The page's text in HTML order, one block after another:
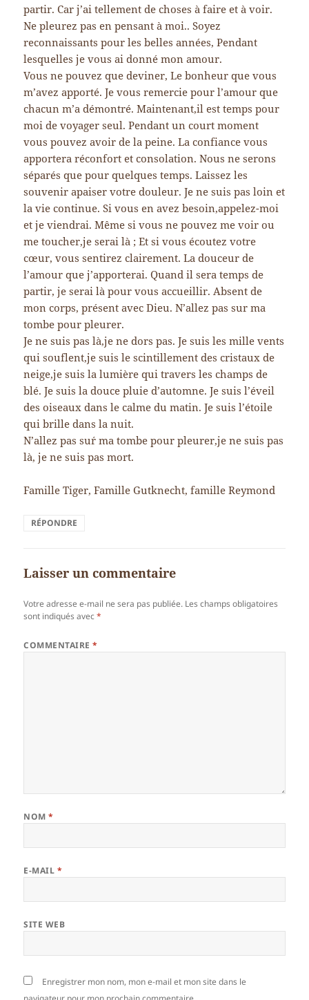
partir. Car j’ai tellement de choses à faire et à voir.
Ne pleurez pas en pensant à moi.. Soyez
reconnaissants pour les belles années, Pendant
lesquelles je vous ai donné mon amour.
Vous ne pouvez que deviner, Le bonheur que vous
m’avez apporté. Je vous remercie pour l’amour que
chacun m’a démontré. Maintenant,il est temps pour
moi de voyager seul. Pendant un court moment
vous pouvez avoir de la peine. La confiance vous
apportera réconfort et consolation. Nous ne serons
séparés que pour quelques temps. Laissez les
souvenir apaiser votre douleur. Je ne suis pas loin et
la vie continue. Si vous en avez besoin,appelez-moi
et je viendrai. Même si vous ne pouvez me voir ou
me toucher,je serai là ; Et si vous écoutez votre
cœur, vous sentirez clairement. La douceur de
l’amour que j’apporterai. Quand il sera temps de
partir, je serai là pour vous accueillir. Absent de
mon corps, présent avec Dieu. N’allez pas sur ma
tombe pour pleurer.
Je ne suis pas là,je ne dors pas. Je suis les mille vents
qui souflent,je suis le scintillement des cristaux de
neige,je suis la lumière qui travers les champs de
blé. Je suis la douce pluie d’automne. Je suis l’éveil
des oiseaux dans le calme du matin. Je suis l’étoile
qui brille dans la nuit.
N’allez pas suŕ ma tombe pour pleurer,je ne suis pas
là, je ne suis pas mort.
Famille Tiger, Famille Gutknecht, famille Reymond
RÉPONDRE
Laisser un commentaire
Votre adresse e-mail ne sera pas publiée. Les champs obligatoires
sont indiqués avec*
COMMENTAIRE*
NOM*
E-MAIL *
SITE WEB
Enregistrer mon nom, mon e-mail et mon site dans le